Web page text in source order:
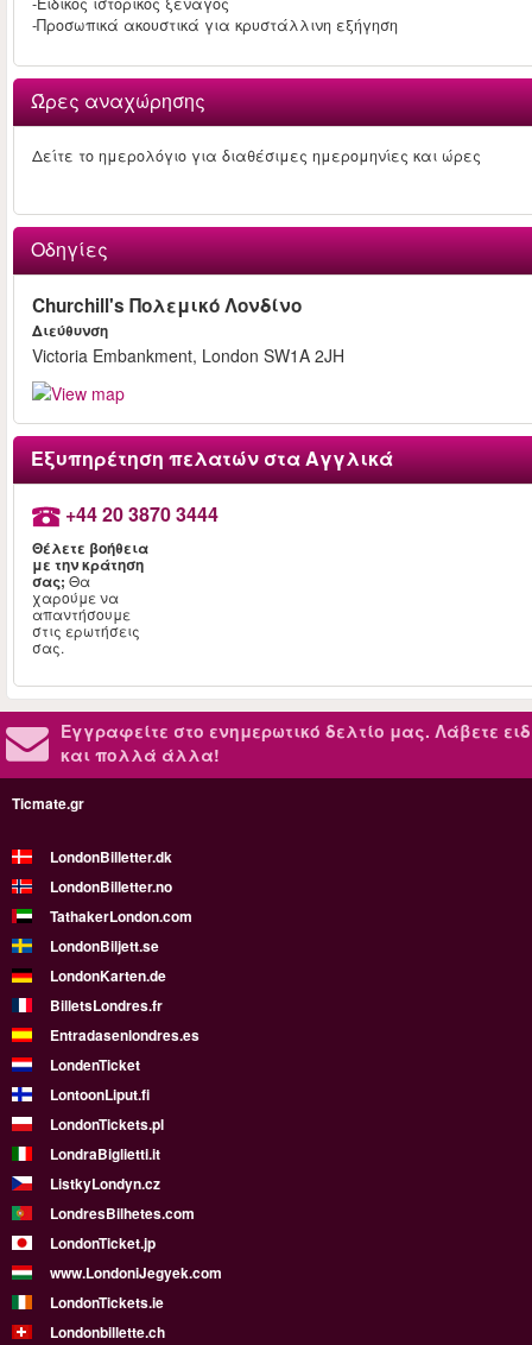
-Προσωπικά ακουστικά για κρυστάλλινη εξήγηση
Ώρες αναχώρησης
Δείτε το ημερολόγιο για διαθέσιμες ημερομηνίες και ώρες
Οδηγίες
Churchill's Πολεμικό Λονδίνο
Διεύθυνση
Victoria Embankment, London SW1A 2JH
Εξυπηρέτηση πελατών στα Αγγλικά
+44 20 3870 3444
Θέλετε βοήθεια
με την κράτηση
σας; Θα
χαρούμε να
απαντήσουμε
στις ερωτήσεις
σας.
Εγγραφείτε στο ενημερωτικό δελτίο μας. Λάβετε
και πολλά άλλα!
Ticmate.gr
LondonBilletter.dk
LondonBilletter.no
TathakerLondon.com
LondonBiljett.se
LondonKarten.de
BilletsLondres.fr
Entradasenlondres.es
LondenTicket
LontoonLiput.fi
LondonTickets.pl
LondraBiglietti.it
ListkyLondyn.cz
LondresBilhetes.com
LondonTicket.jp
www.LondoniJegyek.com
LondonTickets.ie
Londonbillette.ch